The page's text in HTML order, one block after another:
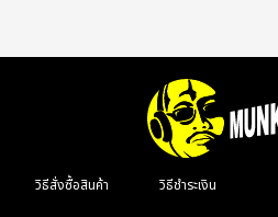
วิธีสั่งซื้อสินค้า วิธีชำระเงิน